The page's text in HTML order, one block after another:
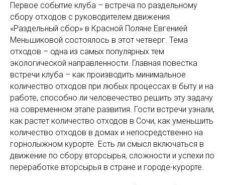
Первое событие клуба – встреча по раздельному
сбору отходов с руководителем движения
«Раздельный сбор» в Красной Поляне Евгенией
Меньшиковой состоялось в этот четверг. Тема
отходов – одна из самых популярных тем
экологической направленности. Главная повестка
встречи клуба – как производить минимальное
количество отходов при любых процессах в быту и на
работе, способно ли человечество решить эту задачу
на современном этапе развития. Гости встречи узнали,
как растет количество отходов в Сочи, как уменьшить
количество отходов в домах и непосредственно на
горнолыжном курорте. Есть ли смысл включаться в
движение по сбору вторсырья, сложности и успехи по
переработке вторсырья в стране и городе-курорте.